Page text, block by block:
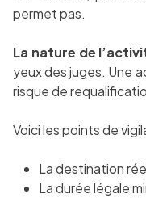
permet pas.
La nature de
yeux des juges. Une
risque de
Voici les points de
La destination
La durée légale